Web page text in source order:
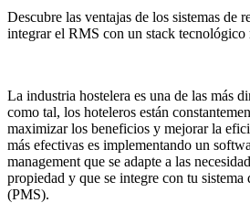
Descubre las ventajas de los sistemas de
integrar el RMS con un stack tecnológico
La industria hostelera es una de las más
como tal, los hoteleros están
maximizar los beneficios y mejorar la
más efectivas es implementando un
management que se adapte a las
propiedad y que se integre con tu sistema
(PMS).